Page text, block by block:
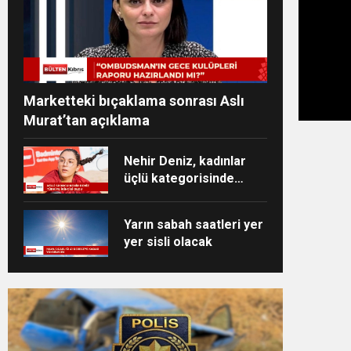
Marketteki bıçaklama sonrası Aslı
Murat’tan açıklama
Nehir Deniz, kadınlar
üçlü kategorisinde
Yarın sabah saatleri yer
yer sisli olacak